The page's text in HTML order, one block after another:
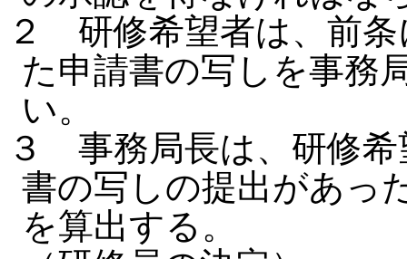
２ 研修希望者は、前条
た申請書の写しを事務
い。
３ 事務局長は、研修希
書の写しの提出があっ
を算出する。